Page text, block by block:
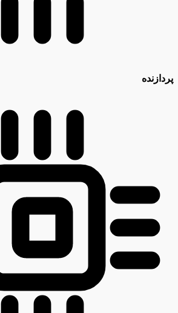
پردازنده